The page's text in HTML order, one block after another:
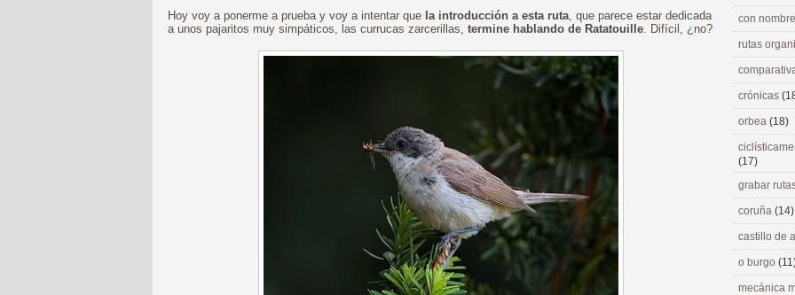
Hoy voy a ponerme a prueba y voy a intentar que la introducción a esta ruta, que parece estar dedicada
a unos pajaritos muy simpáticos, las currucas zarcerillas, termine hablando de Ratatouille. Difícil, ¿no?
con
rutas
crónicas
orbea (18)
(17)
grabar
coruña (14)
castillo de
o burgo
mecánica